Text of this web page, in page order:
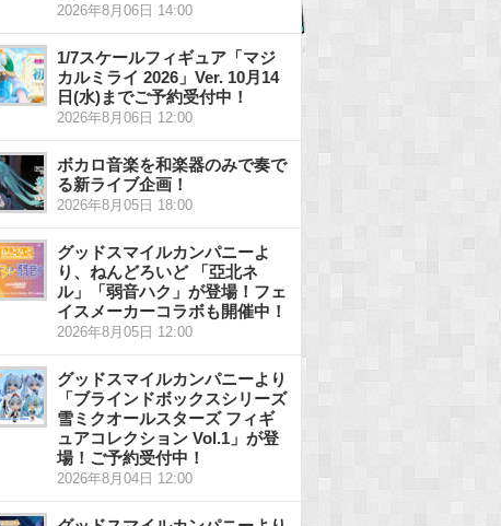
2026年8月06日 14:00
1/7スケールフィギュア「マジ
カルミライ 2026」Ver. 10月14
日(水)までご予約受付中！
2026年8月06日 12:00
ボカロ音楽を和楽器のみで奏で
る新ライブ企画！
2026年8月05日 18:00
グッドスマイルカンパニーよ
り、ねんどろいど 「亞北ネ
ル」「弱音ハク」が登場！フェ
イスメーカーコラボも開催中！
2026年8月05日 12:00
グッドスマイルカンパニーより
「ブラインドボックスシリーズ
雪ミクオールスターズ フィギ
ュアコレクション Vol.1」が登
場！ご予約受付中！
2026年8月04日 12:00